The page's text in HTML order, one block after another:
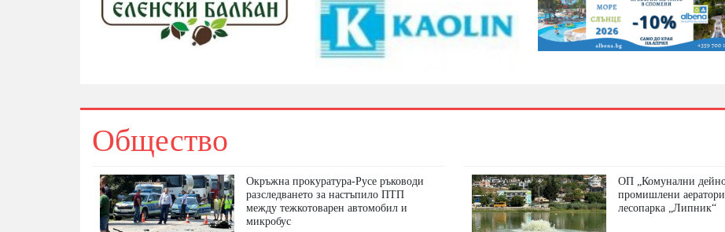
Общество
Окръжна прокуратура-Русе ръководи
разследването за настъпило ПТП
между тежкотоварен автомобил и
микробус
ОП „Комунални
промишлени
лесопарка „Липник“